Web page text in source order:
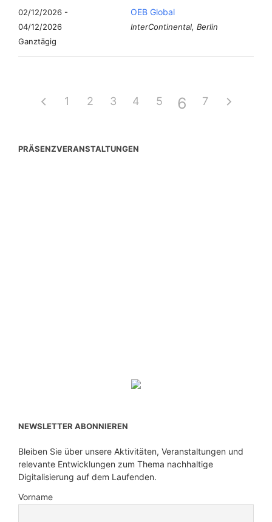
02/12/2026 -
04/12/2026
Ganztägig
OEB Global
InterContinental, Berlin
1 2 3 4 5 6 7
PRÄSENZVERANSTALTUNGEN
NEWSLETTER ABONNIEREN
Bleiben Sie über unsere Aktivitäten, Veranstaltungen und
relevante Entwicklungen zum Thema nachhaltige
Digitalisierung auf dem Laufenden.
Vorname